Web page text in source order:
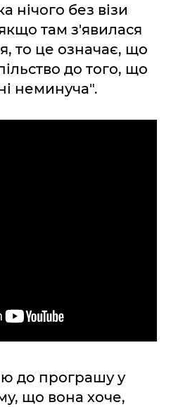
нічого без візи
там з'явилася
то це означає, що
до того, що
неминуча".
до програшу у
що вона хоче,